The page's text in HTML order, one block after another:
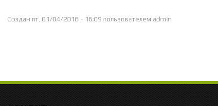
Создан пт, 01/04/2016 - 16:09 пользователем admin